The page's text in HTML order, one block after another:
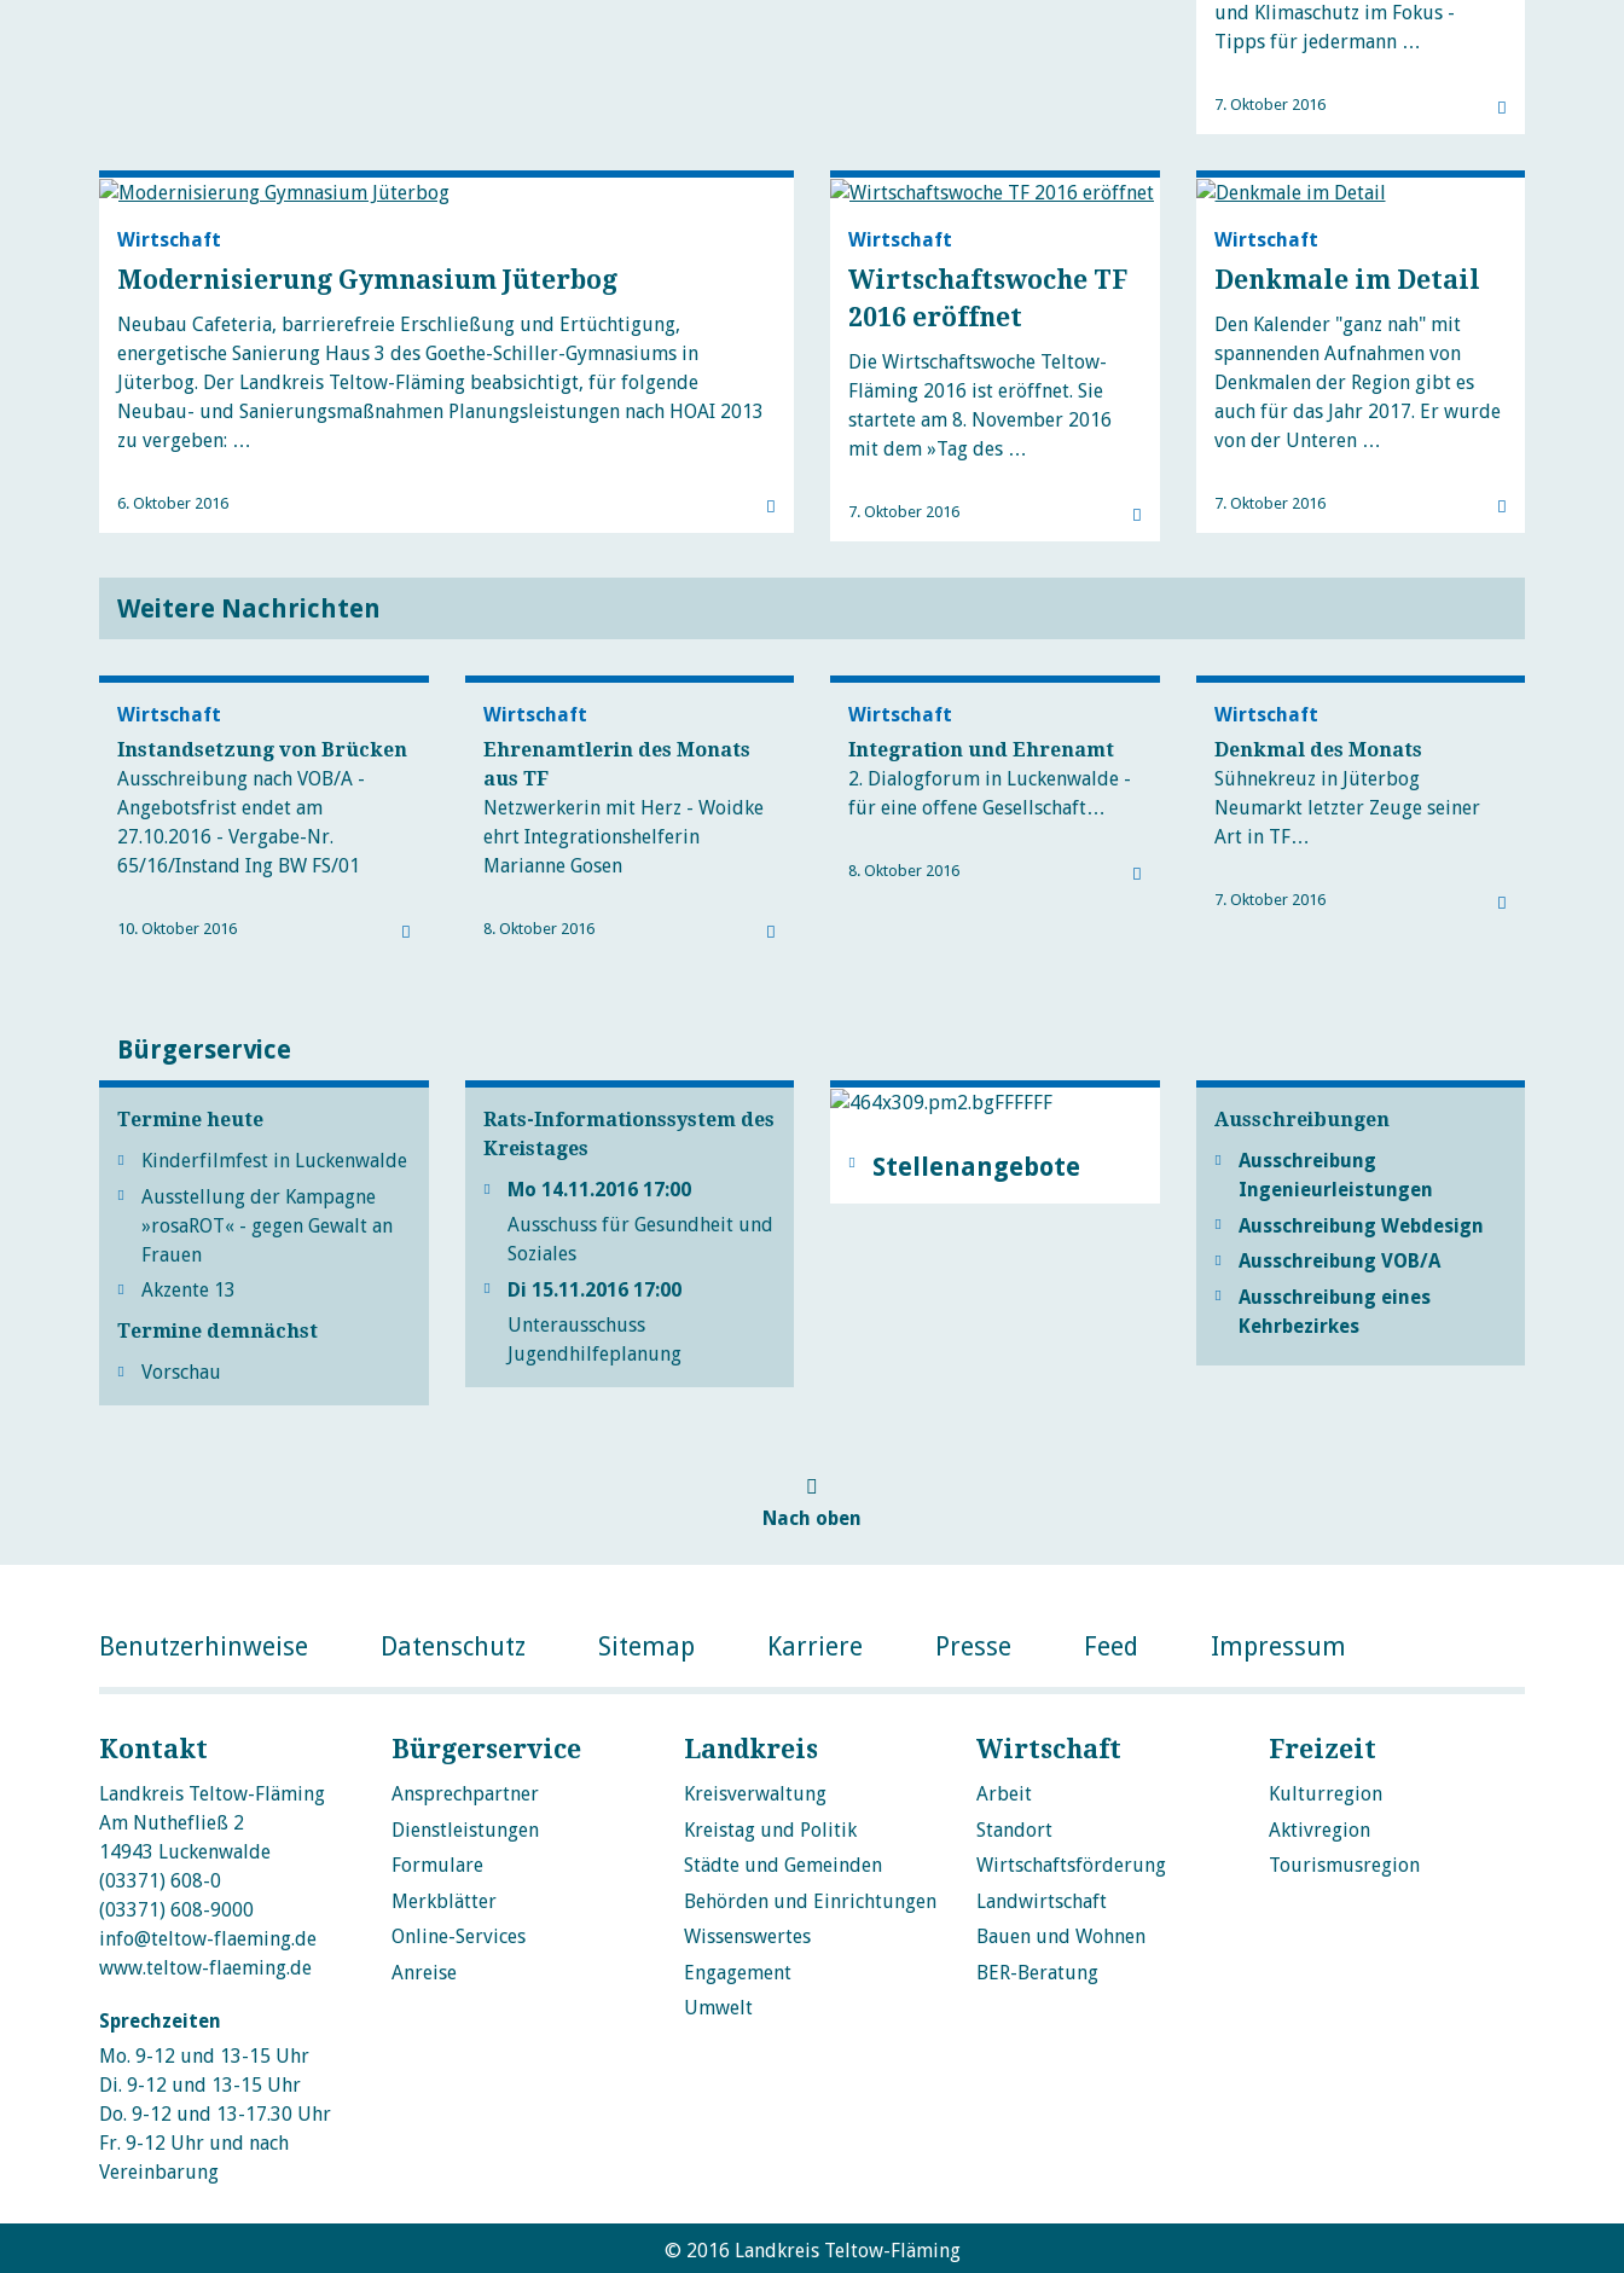
und Klimaschutz im Fokus -
Tipps für jedermann …
7. Oktober 2016
Wirtschaft
Modernisierung Gymnasium Jüterbog
Neubau Cafeteria, barrierefreie Erschließung und Ertüchtigung,
energetische Sanierung Haus 3 des Goethe-Schiller-Gymnasiums in
Jüterbog. Der Landkreis Teltow-Fläming beabsichtigt, für folgende
Neubau- und Sanierungsmaßnahmen Planungsleistungen nach HOAI 2013
zu vergeben: …
6. Oktober 2016
Wirtschaft
Wirtschaftswoche TF
2016 eröffnet
Die Wirtschaftswoche Teltow-
Fläming 2016 ist eröffnet. Sie
startete am 8. November 2016
mit dem »Tag des …
7. Oktober 2016
Wirtschaft
Denkmale im Detail
Den Kalender "ganz nah" mit
spannenden Aufnahmen von
Denkmalen der Region gibt es
auch für das Jahr 2017. Er wurde
von der Unteren …
7. Oktober 2016
Weitere Nachrichten
Wirtschaft
Instandsetzung von Brücken
Ausschreibung nach VOB/A -
Angebotsfrist endet am
27.10.2016 - Vergabe-Nr.
65/16/Instand Ing BW FS/01
10. Oktober 2016
Wirtschaft
Ehrenamtlerin des Monats
aus TF
Netzwerkerin mit Herz - Woidke
ehrt Integrationshelferin
Marianne Gosen
8. Oktober 2016
Wirtschaft
Integration und Ehrenamt
2. Dialogforum in Luckenwalde -
für eine offene Gesellschaft…
8. Oktober 2016
Wirtschaft
Denkmal des Monats
Sühnekreuz in Jüterbog
Neumarkt letzter Zeuge seiner
Art in TF…
7. Oktober 2016
Bürgerservice
Termine heute
Kinderfilmfest in Luckenwalde
Ausstellung der Kampagne
»rosaROT« - gegen Gewalt an
Frauen
Akzente 13
Termine demnächst
Vorschau
Rats-Informationssystem des
Kreistages
Mo 14.11.2016 17:00
Ausschuss für Gesundheit und
Soziales
Di 15.11.2016 17:00
Unterausschuss
Jugendhilfeplanung
Stellenangebote
Ausschreibungen
Ausschreibung
Ingenieurleistungen
Ausschreibung Webdesign
Ausschreibung VOB/A
Ausschreibung eines
Kehrbezirkes
Nach oben
Benutzerhinweise Datenschutz Sitemap Karriere Presse Feed Impressum
Kontakt
Landkreis Teltow-Fläming
Am Nuthefließ 2
14943 Luckenwalde
(03371) 608-0
(03371) 608-9000
info@teltow-flaeming.de
www.teltow-flaeming.de
Sprechzeiten
Mo. 9-12 und 13-15 Uhr
Di. 9-12 und 13-15 Uhr
Do. 9-12 und 13-17.30 Uhr
Fr. 9-12 Uhr und nach
Vereinbarung
Bürgerservice
Ansprechpartner
Dienstleistungen
Formulare
Merkblätter
Online-Services
Anreise
Landkreis
Kreisverwaltung
Kreistag und Politik
Städte und Gemeinden
Behörden und Einrichtungen
Wissenswertes
Engagement
Umwelt
Wirtschaft
Arbeit
Standort
Wirtschaftsförderung
Landwirtschaft
Bauen und Wohnen
BER-Beratung
Freizeit
Kulturregion
Aktivregion
Tourismusregion
© 2016 Landkreis Teltow-Fläming